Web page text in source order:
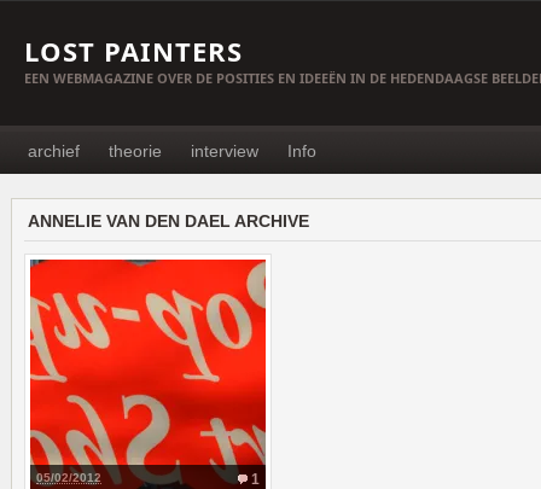
LOST PAINTERS
EEN WEBMAGAZINE OVER DE POSITIES EN IDEEËN IN DE HEDENDAAGSE
archief theorie interview Info
ANNELIE VAN DEN DAEL ARCHIVE
1
05/02/2012